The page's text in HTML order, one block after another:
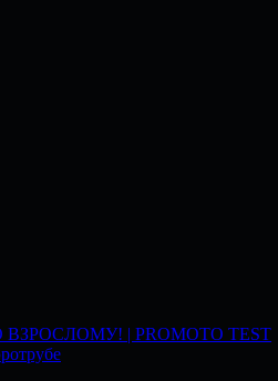
ВЗРОСЛОМУ! | PROMOTO TEST